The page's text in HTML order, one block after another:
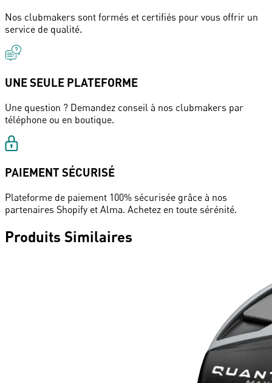
Nos clubmakers sont formés et certifiés pour vous offrir un
service de qualité.
UNE SEULE PLATEFORME
Une question ? Demandez conseil à nos clubmakers par
téléphone ou en boutique.
PAIEMENT SÉCURISÉ
Plateforme de paiement 100% sécurisée grâce à nos
partenaires Shopify et Alma. Achetez en toute sérénité.
Produits Similaires